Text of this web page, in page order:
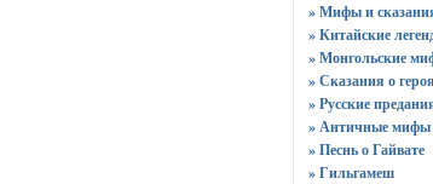
» Мифы и
» Китайские
» Монгольские
» Сказания о
» Русские
» Античные мифы
» Песнь о Гайвате
» Гильгамеш